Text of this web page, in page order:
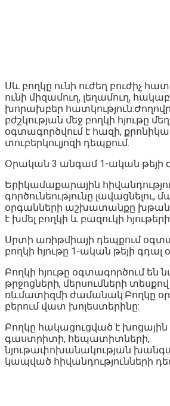
Սև բողկը ունի ուժեղ բուժիչ
ունի միզամուղ, լեղամուղ,
խորախբեր
բժշկության մեջ բողկի հյութը
օգտագործվում է հազի,
տուբերկուլյոզի դեպքում.
Օրական 3 անգամ 1-ական թեյի
Երիկամաքարային
գործունեությունը լավացնելու,
օրգանների աշխատանքը
է խմել բողկի և բազուկի
Սրտի առիթմիայի դեպքում
բողկի հյութը 1-ական թեյի գդալ
Բողկի հյութը օգտագործում են
թրջոցների, մերսումների
ռևմատիզմի ժամանակ:Բողկը
բերում վատ խոլեստերինը:
Բողկը հակացուցված է խոցային
գաստրիտի, հեպատիտների,
նյութափոխանակության
կապված հիվանդությունների